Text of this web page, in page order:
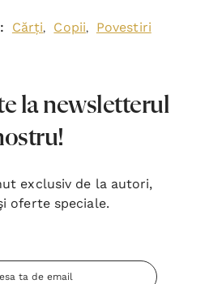
Cărți, Copii,
Povestiri
la newsletterul
exclusiv de la autori,
oferte speciale.